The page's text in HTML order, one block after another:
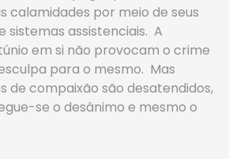
calamidades por meio de seus
sistemas assistenciais. A
em si não provocam o crime
para o mesmo. Mas
de compaixão são desatendidos,
se o desânimo e mesmo o